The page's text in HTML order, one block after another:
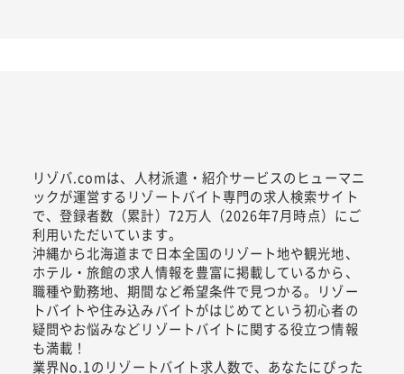
リゾバ.comは、人材派遣・紹介サービスのヒューマニ
ックが運営するリゾートバイト専門の求人検索サイト
で、登録者数（累計）72万人（2026年7月時点）にご
利用いただいています。
沖縄から北海道まで日本全国のリゾート地や観光地、
ホテル・旅館の求人情報を豊富に掲載しているから、
職種や勤務地、期間など希望条件で見つかる。リゾー
トバイトや住み込みバイトがはじめてという初心者の
疑問やお悩みなどリゾートバイトに関する役立つ情報
も満載！
業界No.1のリゾートバイト求人数で、あなたにぴった